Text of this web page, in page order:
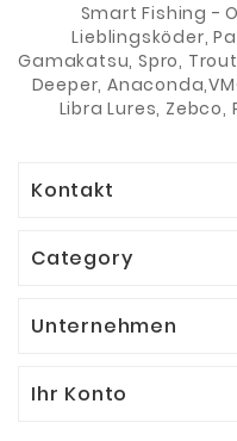
Smart Fishing -
Lieblingsköder,
Gamakatsu, Spro,
Deeper,
Libra Lures,
Kontakt
Category
Unternehmen
Ihr Konto